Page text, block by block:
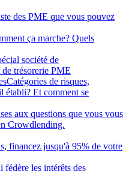
des PME que vous pouvez
ça marche? Quels
société de
de trésorerie PME
Catégories de risques,
établi? Et comment se
aux questions que vous vous
Crowdlending.
financez jusqu'à 95% de votre
fédère les intérêts des